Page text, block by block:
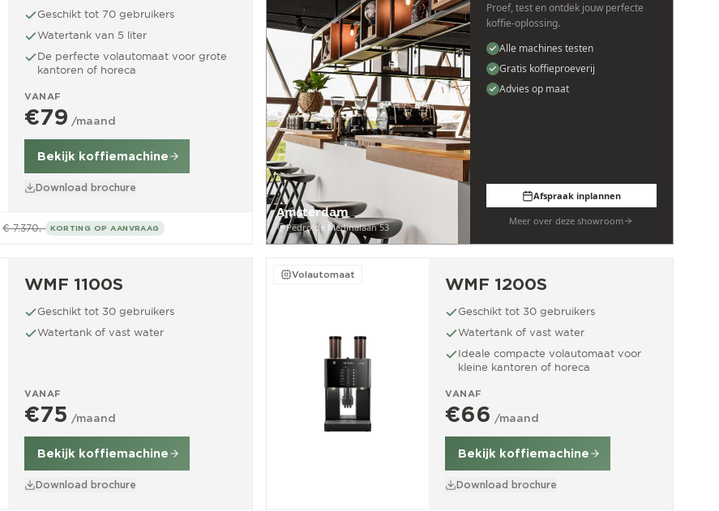
Geschikt tot 70 gebruikers
Watertank van 5 liter
De perfecte volautomaat voor grote
kantoren of horeca
VANAF
€79 /maand
Bekijk koffiemachine
Download brochure
€ 7.370,- KORTING OP AANVRAAG
Amsterdam
Pedro de Medinalaan 53
Proef, test en ontdek jouw perfecte
koffie-oplossing.
Alle machines testen
Gratis koffieproeverij
Advies op maat
Afspraak inplannen
Meer over deze showroom
WMF 1100S
Geschikt tot 30 gebruikers
Watertank of vast water
VANAF
€75 /maand
Bekijk koffiemachine
Download brochure
Volautomaat
WMF 1200S
Geschikt tot 30 gebruikers
Watertank of vast water
Ideale compacte volautomaat voor
kleine kantoren of horeca
VANAF
€66 /maand
Bekijk koffiemachine
Download brochure